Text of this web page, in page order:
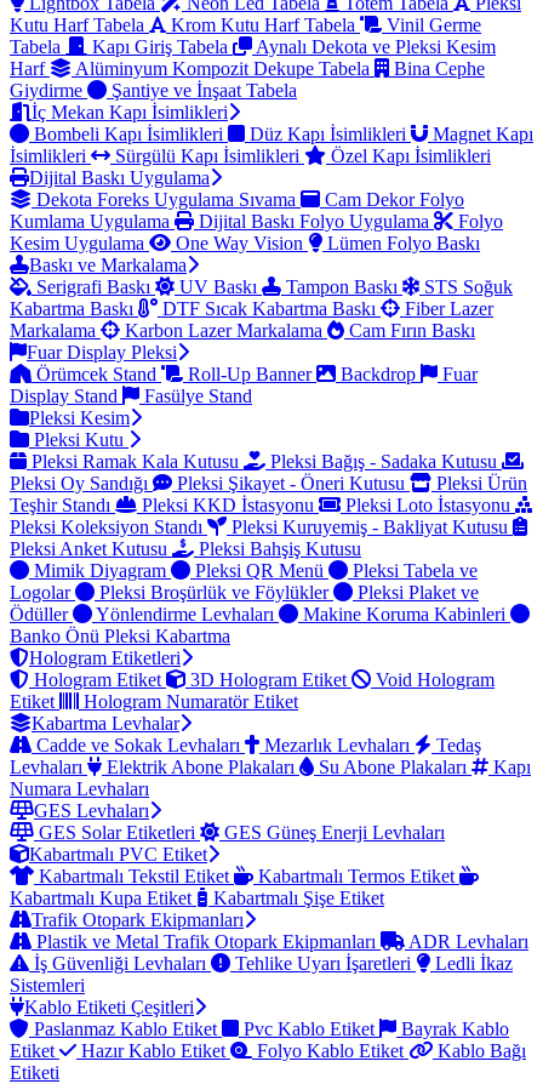
Kutu Harf Tabela
Krom Kutu Harf Tabela
Vinil Germe
Tabela
Kapı Giriş Tabela
Aynalı Dekota ve Pleksi Kesim
Harf
Alüminyum Kompozit Dekupe Tabela
Bina Cephe
Giydirme
Şantiye ve İnşaat Tabela
İç Mekan Kapı İsimlikleri
Bombeli Kapı İsimlikleri
Düz Kapı İsimlikleri
Magnet Kapı
İsimlikleri
Sürgülü Kapı İsimlikleri
Özel Kapı İsimlikleri
Dijital Baskı Uygulama
Dekota Foreks Uygulama Sıvama
Cam Dekor Folyo
Kumlama Uygulama
Dijital Baskı Folyo Uygulama
Folyo
Kesim Uygulama
One Way Vision
Lümen Folyo Baskı
Baskı ve Markalama
Serigrafi Baskı
UV Baskı Tampon Baskı
STS Soğuk
Kabartma Baskı
DTF Sıcak Kabartma Baskı
Fiber Lazer
Markalama
Karbon Lazer Markalama
Cam Fırın Baskı
Fuar Display Pleksi
Örümcek Stand
Roll-Up Banner Backdrop
Fuar
Display Stand
Fasülye Stand
Pleksi Kesim
Pleksi Kutu
Pleksi Ramak Kala Kutusu
Pleksi Bağış - Sadaka Kutusu
Pleksi Oy Sandığı
Pleksi Şikayet - Öneri Kutusu
Pleksi Ürün
Teşhir Standı
Pleksi KKD İstasyonu
Pleksi Loto İstasyonu
Pleksi Koleksiyon Standı
Pleksi Kuruyemiş - Bakliyat Kutusu
Pleksi Anket Kutusu
Pleksi Bahşiş Kutusu
Mimik Diyagram
Pleksi QR Menü
Pleksi Tabela ve
Logolar
Pleksi Broşürlük ve Föylükler
Pleksi Plaket ve
Ödüller
Yönlendirme Levhaları
Makine Koruma Kabinleri
Banko Önü Pleksi Kabartma
Hologram Etiketleri
Hologram Etiket
3D Hologram Etiket
Void Hologram
Etiket
Hologram Numaratör Etiket
Kabartma Levhalar
Cadde ve Sokak Levhaları
Mezarlık Levhaları
Tedaş
Levhaları
Elektrik Abone Plakaları Su Abone Plakaları
Kapı
Numara Levhaları
GES Levhaları
GES Solar Etiketleri
GES Güneş Enerji Levhaları
Kabartmalı PVC Etiket
Kabartmalı Tekstil Etiket
Kabartmalı Termos Etiket
Kabartmalı Kupa Etiket
Kabartmalı Şişe Etiket
Trafik Otopark Ekipmanları
Plastik ve Metal Trafik Otopark Ekipmanları
ADR Levhaları
İş Güvenliği Levhaları
Tehlike Uyarı İşaretleri
Ledli İkaz
Sistemleri
Kablo Etiketi Çeşitleri
Paslanmaz Kablo Etiket
Pvc Kablo Etiket
Bayrak Kablo
Etiket
Hazır Kablo Etiket Folyo Kablo Etiket
Kablo Bağı
Etiketi